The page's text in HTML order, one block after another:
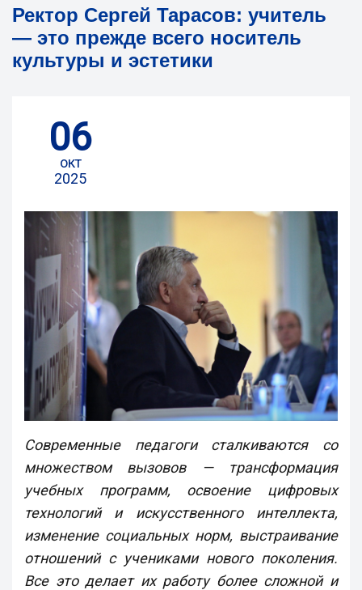
Ректор Сергей Тарасов: учитель
— это прежде всего носитель
культуры и эстетики
06
окт
2025
Современные педагоги сталкиваются со
множеством вызовов — трансформация
учебных программ, освоение цифровых
технологий и искусственного интеллекта,
изменение социальных норм, выстраивание
отношений с учениками нового поколения.
Все это делает их работу более сложной и